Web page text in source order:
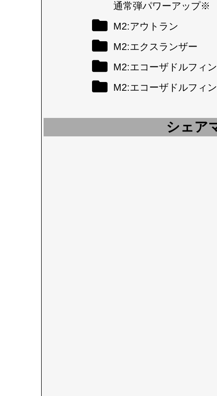
通常弾パワーアップ※
M2:アウトラン
M2:エクスランザー
M2:エコーザドルフィン
M2:エコーザドルフィ
シェア